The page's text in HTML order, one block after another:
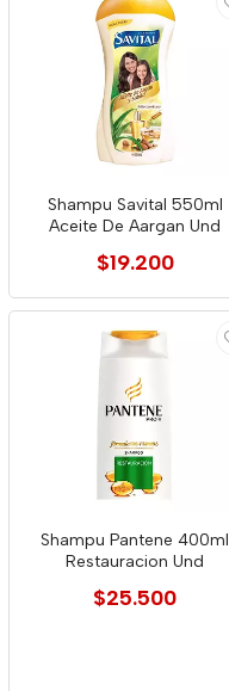
Shampu Savital 550ml
Aceite De Aargan Und
$19.200
Shampu Pantene 400ml
Restauracion Und
$25.500